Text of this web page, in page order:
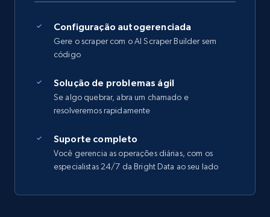
Configuração autogerenciada
Gere o scraper com o AI Scraper Builder sem
código
Solução de problemas ágil
Se algo quebrar, abra um chamado e
resolveremos rapidamente
Suporte completo
Você gerencia as operações diárias, com os
especialistas 24/7 da Bright Data ao seu lado